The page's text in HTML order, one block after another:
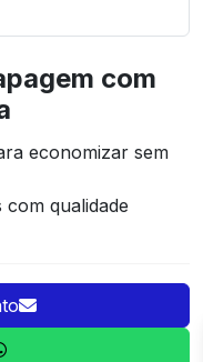
com
economizar sem
qualidade